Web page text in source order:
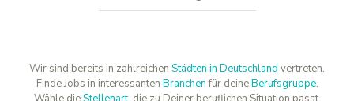
Wir sind bereits in zahlreichen Städten in Deutschland vertreten.
Finde Jobs in interessanten Branchenfür deineBerufsgruppe.